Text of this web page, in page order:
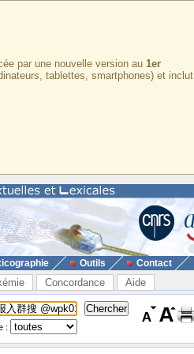
par une nouvelle version au 1er
tablettes, smartphones) et inclut
Outils Contact
Concordance Aide
: